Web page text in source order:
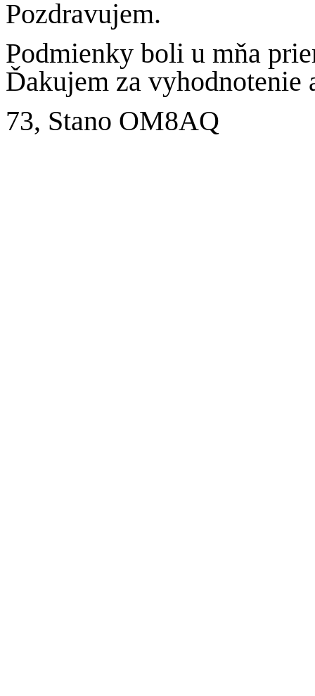
Pozdravujem.
Podmienky boli u mňa
Ďakujem za vyhodnotenie
73, Stano OM8AQ